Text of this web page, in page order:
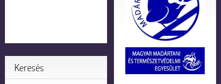
Keresés